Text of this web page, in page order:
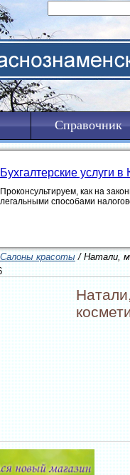
Справочник
Бухгалтерские услуги
Проконсультируем, как на
легальными способами
Салоны красоты / Натали,